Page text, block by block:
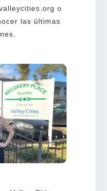
o
las últimas